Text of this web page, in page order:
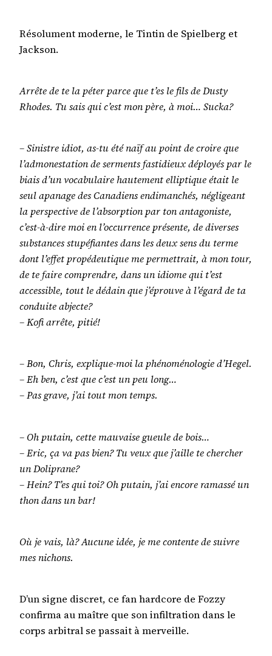
Résolument moderne, le Tintin de Spielberg et
Jackson.
Arrête de te la péter parce que t’es le fils de Dusty
Rhodes. Tu sais qui c’est mon père, à moi… Sucka?
– Sinistre idiot, as-tu été naïf au point de croire que
l’admonestation de serments fastidieux déployés par le
biais d’un vocabulaire hautement elliptique était le
seul apanage des Canadiens endimanchés, négligeant
la perspective de l’absorption par ton antagoniste,
c’est-à-dire moi en l’occurrence présente, de diverses
substances stupéfiantes dans les deux sens du terme
dont l’effet propédeutique me permettrait, à mon tour,
de te faire comprendre, dans un idiome qui t’est
accessible, tout le dédain que j’éprouve à l’égard de ta
conduite abjecte?
– Kofi arrête, pitié!
– Bon, Chris, explique-moi la phénoménologie d’Hegel.
– Eh ben, c’est que c’est un peu long…
– Pas grave, j’ai tout mon temps.
– Oh putain, cette mauvaise gueule de bois…
– Eric, ça va pas bien? Tu veux que j’aille te chercher
un Doliprane?
– Hein? T’es qui toi? Oh putain, j’ai encore ramassé un
thon dans un bar!
Où je vais, là? Aucune idée, je me contente de suivre
mes nichons.
D’un signe discret, ce fan hardcore de Fozzy
confirma au maître que son infiltration dans le
corps arbitral se passait à merveille.